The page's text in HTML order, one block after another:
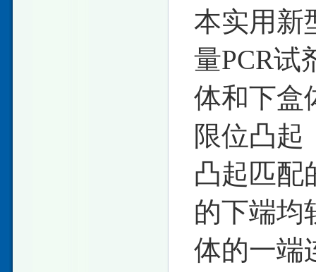
本实用新
量PCR试
体和下盒
限位凸起
凸起匹配
的下端均
体的一端